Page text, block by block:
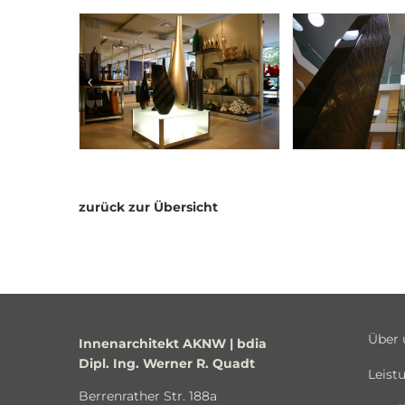
zurück zur Übersicht
Innenarchitekt AKNW | bdia
Dipl. Ing. Werner R. Quadt
Berrenrather Str. 188a
Über